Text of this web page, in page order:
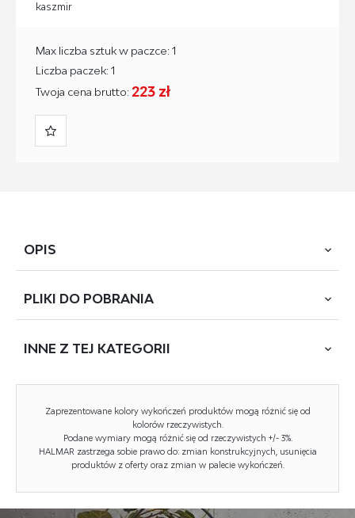
kaszmir
Twoja cena brutto: 223 zł
Max liczba sztuk w paczce: 1
Liczba paczek: 1
OPIS
wymiary: 60/58/30 cm, materiał: płyta meblowa
Styl wykonania: nowoczesny
Korpus kolor: biały
Szerokość (Zakres): 60
PLIKI DO POBRANIA
VENTO GOO
Zaprezentowane kolory wykończeń produktów mogą różnić się od
kolorów rzeczywistych.
Podane wymiary mogą różnić się od rzeczywistych +/- 3%.
HALMAR zastrzega sobie prawo do: zmian konstrukcyjnych, usunięcia
produktów z oferty oraz zmian w palecie wykończeń.
INNE Z TEJ KATEGORII